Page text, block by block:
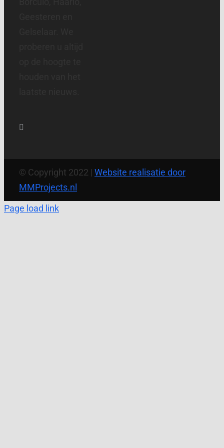
© Copyright 2022 | Website realisatie door
MMProjects.nl
Page load link